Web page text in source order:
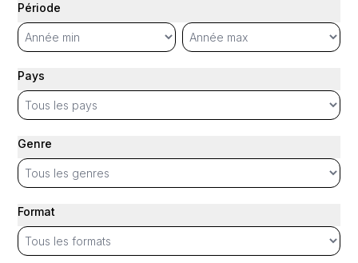
Période
Pays
Genre
Format